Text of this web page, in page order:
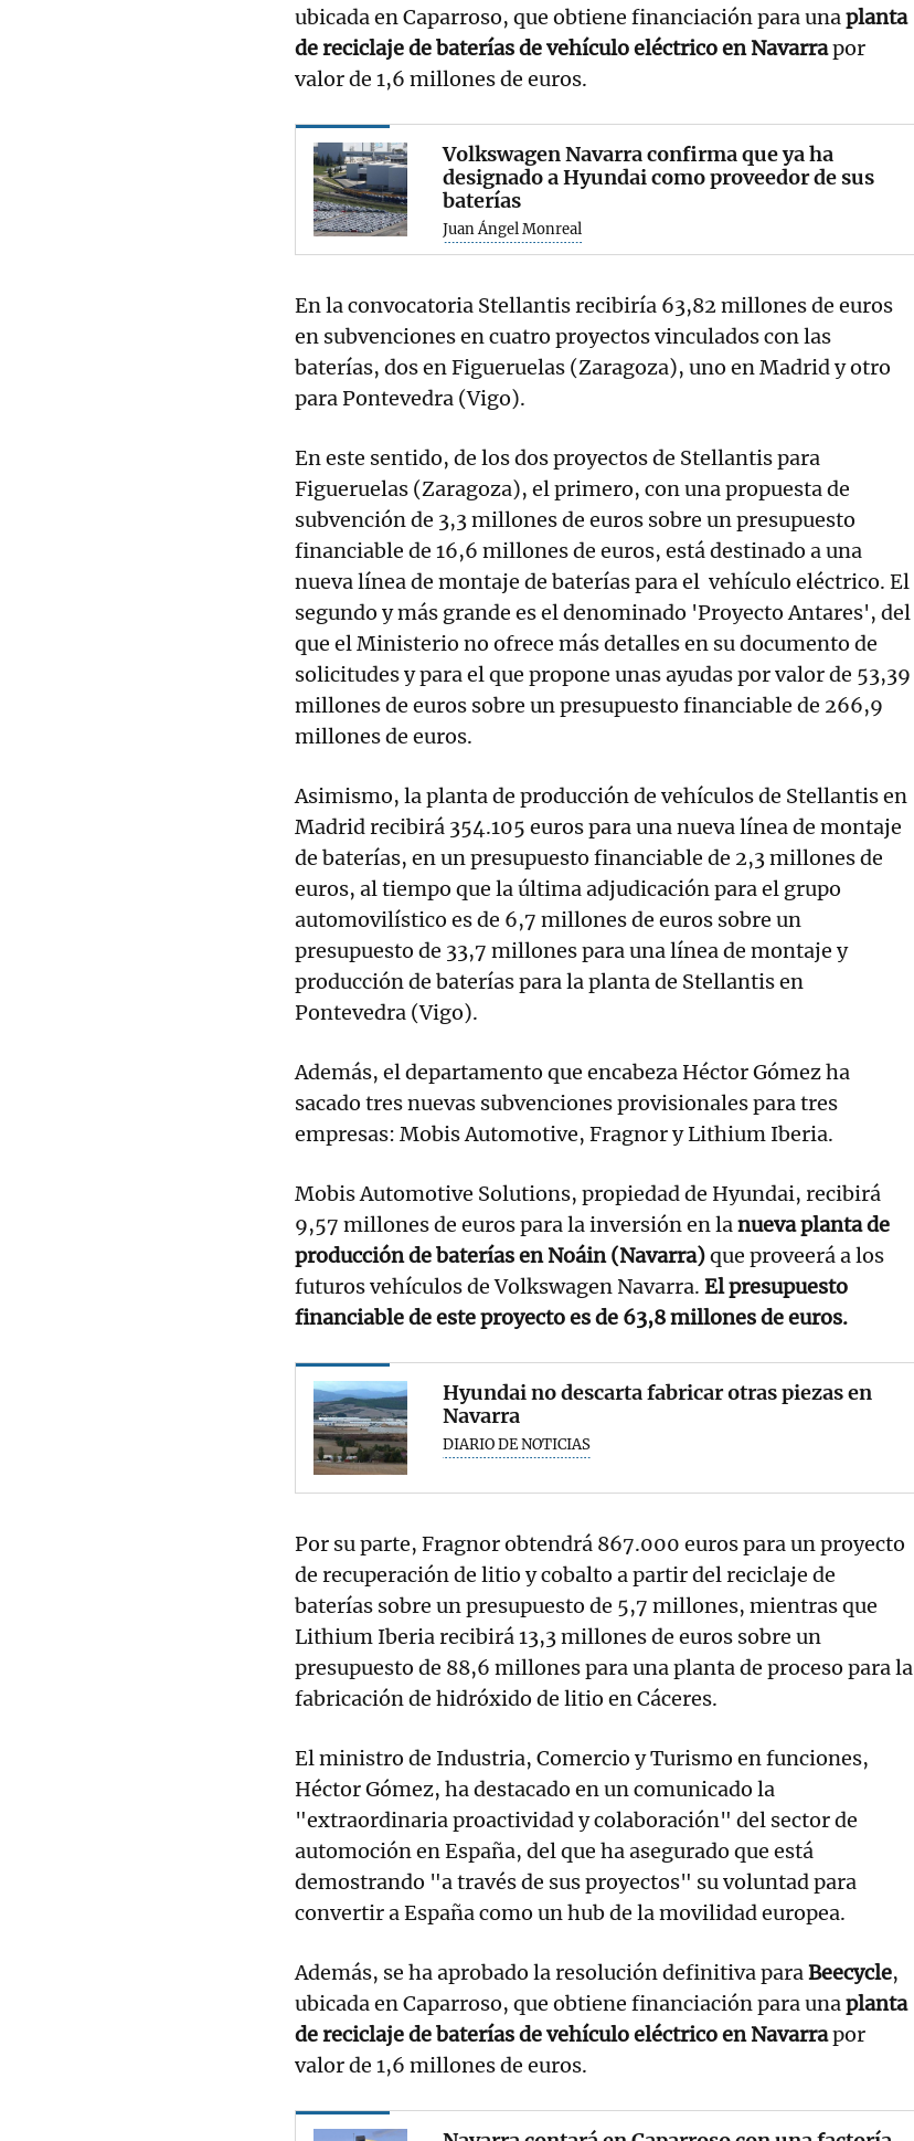
ubicada en Caparroso, que obtiene financiación para unaplanta
de reciclaje de baterías de vehículo eléctrico en Navarrapor
valor de 1,6 millones de euros.
Volkswagen Navarra confirma que ya ha
designado a Hyundai como proveedor de sus
baterías
Juan Ángel Monreal
En la convocatoria Stellantis recibiría 63,82 millones de euros
en subvenciones en cuatro proyectos vinculados con las
baterías, dos en Figueruelas (Zaragoza), uno en Madrid y otro
para Pontevedra (Vigo).
En este sentido, de los dos proyectos de Stellantis para
Figueruelas (Zaragoza), el primero, con una propuesta de
subvención de 3,3 millones de euros sobre un presupuesto
financiable de 16,6 millones de euros, está destinado a una
nueva línea de montaje de baterías para el vehículo eléctrico. El
segundo y más grande es el denominado 'Proyecto Antares', del
que el Ministerio no ofrece más detalles en su documento de
solicitudes y para el que propone unas ayudas por valor de 53,39
millones de euros sobre un presupuesto financiable de 266,9
millones de euros.
Asimismo, la planta de producción de vehículos de Stellantis en
Madrid recibirá 354.105 euros para una nueva línea de montaje
de baterías, en un presupuesto financiable de 2,3 millones de
euros, al tiempo que la última adjudicación para el grupo
automovilístico es de 6,7 millones de euros sobre un
presupuesto de 33,7 millones para una línea de montaje y
producción de baterías para la planta de Stellantis en
Pontevedra (Vigo).
Además, el departamento que encabeza Héctor Gómez ha
sacado tres nuevas subvenciones provisionales para tres
empresas: Mobis Automotive, Fragnor y Lithium Iberia.
Mobis Automotive Solutions, propiedad de Hyundai, recibirá
9,57 millones de euros para la inversión en lanueva planta de
producción de baterías en Noáin (Navarra)que proveerá a los
futuros vehículos de Volkswagen Navarra. El presupuesto
financiable de este proyecto es de 63,8 millones de euros.
Hyundai no descarta fabricar otras piezas en
Navarra
DIARIO DE NOTICIAS
Por su parte, Fragnor obtendrá 867.000 euros para un proyecto
de recuperación de litio y cobalto a partir del reciclaje de
baterías sobre un presupuesto de 5,7 millones, mientras que
Lithium Iberia recibirá 13,3 millones de euros sobre un
presupuesto de 88,6 millones para una planta de proceso para la
fabricación de hidróxido de litio en Cáceres.
El ministro de Industria, Comercio y Turismo en funciones,
Héctor Gómez, ha destacado en un comunicado la
"extraordinaria proactividad y colaboración" del sector de
automoción en España, del que ha asegurado que está
demostrando "a través de sus proyectos" su voluntad para
convertir a España como un hub de la movilidad europea.
Además, se ha aprobado la resolución definitiva paraBeecycle,
ubicada en Caparroso, que obtiene financiación para unaplanta
de reciclaje de baterías de vehículo eléctrico en Navarrapor
valor de 1,6 millones de euros.